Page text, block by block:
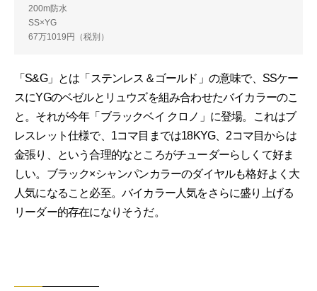
200m防水
SS×YG
67万1019円（税別）
「S&G」とは「ステンレス＆ゴールド」の意味で、SSケー
スにYGのベゼルとリュウズを組み合わせたバイカラーのこ
と。それが今年「ブラックベイ クロノ」に登場。これはブ
レスレット仕様で、1コマ目までは18KYG、2コマ目からは
金張り、という合理的なところがチューダーらしくて好ま
しい。ブラック×シャンパンカラーのダイヤルも格好よく大
人気になること必至。バイカラー人気をさらに盛り上げる
リーダー的存在になりそうだ。